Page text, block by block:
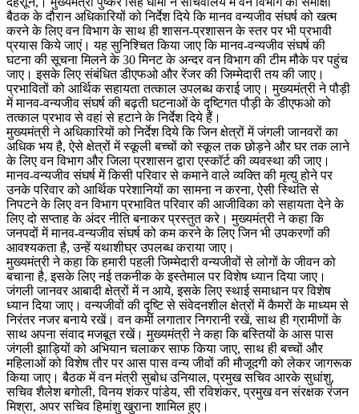
बैठक के दौरान अधिकारियों को निर्देश दिये कि मानव वन्यजीव संघर्ष को खत्म
करने के लिए वन विभाग के साथ ही शासन-प्रशासन के स्तर पर भी प्रभावी
प्रयास किये जाएं। यह सुनिश्चित किया जाए कि मानव-वन्यजीव संघर्ष की
घटना की सूचना मिलने के 30 मिनट के अन्दर वन विभाग की टीम मौके पर पहुंच
जाए। इसके लिए संबंधित डीएफओ और रेंजर की जिम्मेदारी तय की जाए।
प्रभावितों को आर्थिक सहायता तत्काल उपलब्ध कराई जाए। मुख्यमंत्री ने पौड़ी
में मानव-वन्यजीव संघर्ष की बढ़ती घटनाओं के दृष्टिगत पौड़ी के डीएफओ को
तत्काल प्रभाव से वहां से हटाने के निर्देश दिये हैं।
मुख्यमंत्री ने अधिकारियों को निर्देश दिये कि जिन क्षेत्रों में जंगली जानवरों का
अधिक भय है, ऐसे क्षेत्रों में स्कूली बच्चों को स्कूल तक छोड़ने और घर तक लाने
के लिए वन विभाग और जिला प्रशासन द्वारा एस्कॉर्ट की व्यवस्था की जाए।
मानव-वन्यजीव संघर्ष में किसी परिवार से कमाने वाले व्यक्ति की मृत्यु होने पर
उनके परिवार को आर्थिक परेशानियों का सामना न करना, ऐसी स्थिति से
निपटने के लिए वन विभाग प्रभावित परिवार की आजीविका को सहायता देने के
लिए दो सप्ताह के अंदर नीति बनाकर प्रस्तुत करे। मुख्यमंत्री ने कहा कि
जनपदों में मानव-वन्यजीव संघर्ष को कम करने के लिए जिन भी उपकरणों की
आवश्यकता है, उन्हें यथाशीघ्र उपलब्ध कराया जाए।
मुख्यमंत्री ने कहा कि हमारी पहली जिम्मेदारी वन्यजीवों से लोगों के जीवन को
बचाना है, इसके लिए नई तकनीक के इस्तेमाल पर विशेष ध्यान दिया जाए।
जंगली जानवर आबादी क्षेत्रों में न आये, इसके लिए स्थाई समाधान पर विशेष
ध्यान दिया जाए। वन्यजीवों की दृष्टि से संवेदनशील क्षेत्रों में कैमरों के माध्यम से
निरंतर नजर बनाये रखें। वन कर्मी लगातार निगरानी रखें, साथ ही ग्रामीणों के
साथ अपना संवाद मजबूत रखें। मुख्यमंत्री ने कहा कि बस्तियों के आस पास
जंगली झाड़ियों को अभियान चलाकर साफ किया जाए, साथ ही बच्चों और
महिलाओं को विशेष तौर पर आस पास वन्य जीवों की मौजूदगी को लेकर जागरूक
किया जाए। बैठक में वन मंत्री सुबोध उनियाल, प्रमुख सचिव आरके सुधांशु,
सचिव शैलेश बगोली, विनय शंकर पांडेय, सी रविशंकर, प्रमुख वन संरक्षक रंजन
मिश्रा, अपर सचिव हिमांशु खुराना शामिल हुए।